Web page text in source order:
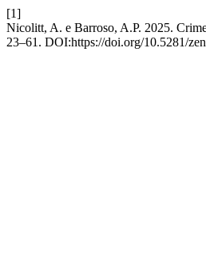
[1]
Nicolitt, A. e Barroso, A.P. 2025.
23–61. DOI:https://doi.org/10.5281/